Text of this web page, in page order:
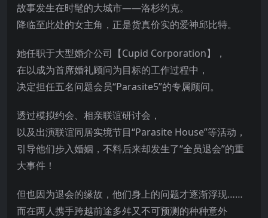
故事发生在时髦的大城市——洛杉约克。
降临至此处的女主角，正是货真价实的爱神邱比特。
她任职于大型婚介公司【Cupid Corporation】，
在以成为首席婚礼顾问为目标的工作过程中，
决定担任五名问题会员“Parasite5”的专属顾问。
透过模拟约会、相亲联谊研讨会，
以及出演联谊同居实境节目“Parasite House”等活动，
引导他们步入婚姻，不料后来却发生了“全员退会”的重
大事件！
但也因为退会的缘故，他们身上的问题才逐渐浮现……
而在两人携手跨越前途多舛又不可预测的种种意外